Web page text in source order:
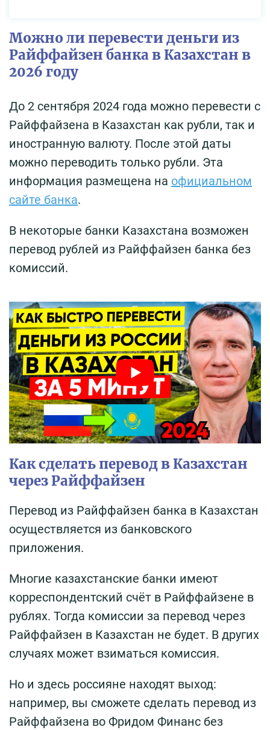
Можно ли перевести деньги из
Райффайзен банка в Казахстан в
2026 году
До 2 сентября 2024 года можно перевести с
Райффайзена в Казахстан как рубли, так и
иностранную валюту. После этой даты
можно переводить только рубли. Эта
информация размещена на официальном
сайте банка.
В некоторые банки Казахстана возможен
перевод рублей из Райффайзен банка без
комиссий.
Как сделать перевод в Казахстан
через Райффайзен
Перевод из Райффайзен банка в Казахстан
осуществляется из банковского
приложения.
Многие казахстанские банки имеют
корреспондентский счёт в Райффайзене в
рублях. Тогда комиссии за перевод через
Райффайзен в Казахстан не будет. В других
случаях может взиматься комиссия.
Но и здесь россияне находят выход:
например, вы сможете сделать перевод из
Райффайзена во Фридом Финанс без